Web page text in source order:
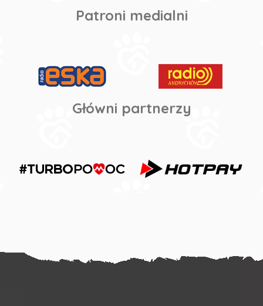
Patroni medialni
Główni partnerzy